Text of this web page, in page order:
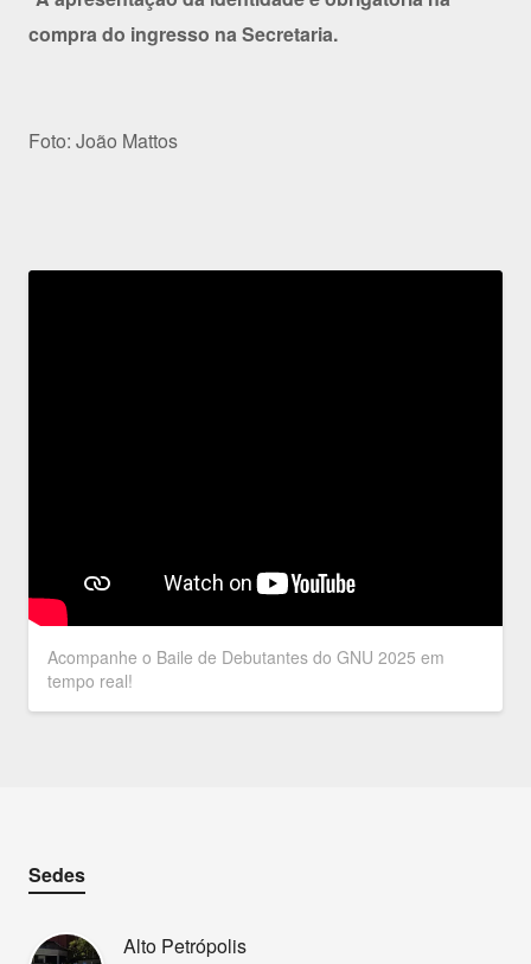
compra do ingresso na Secretaria.
Foto: João Mattos
Acompanhe o Baile de Debutantes do GNU 2025 em
tempo real!
Sedes
Alto Petrópolis